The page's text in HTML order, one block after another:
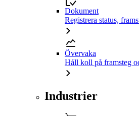
Dokument
Registrera status,
Övervaka
Håll koll på framsteg
Industrier